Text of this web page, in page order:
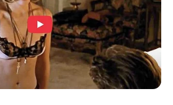
MERANCANG PESAWAT INTAI U-2 JADI
RUDAL UDARA KE PERMUKAAN
PESAN JENIS AMUNISI ‘KHUSUS’
KANON 25MM DI F-35 LIGHTNING II